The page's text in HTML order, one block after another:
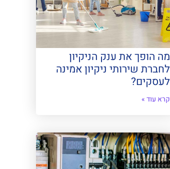
מה הופך את ענק הניקיון
לחברת שירותי ניקיון אמינה
לעסקים?
קרא עוד »